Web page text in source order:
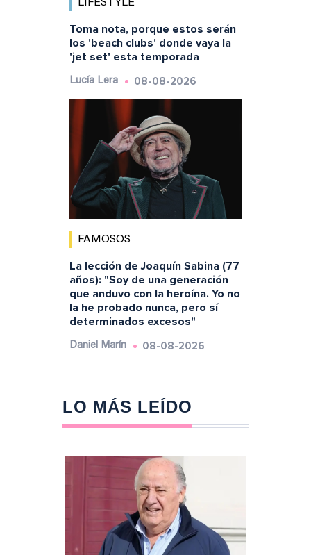
LIFESTYLE
Toma nota, porque estos serán
los 'beach clubs' donde vaya la
'jet set' esta temporada
Lucía Lera 08-08-2026
FAMOSOS
La lección de Joaquín Sabina (77
años): "Soy de una generación
que anduvo con la heroína. Yo no
la he probado nunca, pero sí
determinados excesos"
Daniel Marín 08-08-2026
LO MÁS LEÍDO